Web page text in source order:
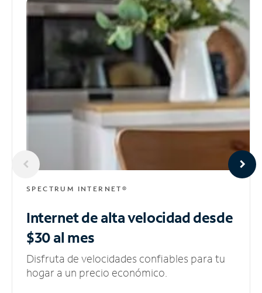
SPECTRUM INTERNET®
Internet de alta velocidaddesde
$30 al mes
Disfruta de velocidades confiables para tu
hogar a un precio económico.